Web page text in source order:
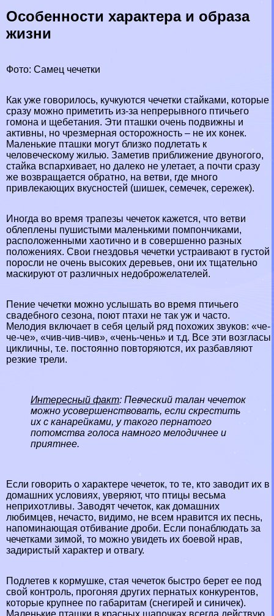
Особенности хаpaктера и образа
жизни
Фото: Самец чечетки
Как уже говорилось, кучкуются чечетки стайками, которые
сразу можно приметить из-за непрерывного птичьего
гомона и щeбeтания. Эти пташки очень подвижны и
активны, но чрезмерная осторожность – не их конек.
Маленькие пташки могут близко подлетать к
человеческому жилью. Заметив приближение двуногого,
стайка вспархивает, но далеко не улетает, а почти сразу
же возвращается обратно, на ветви, где много
привлекающих вкусностей (шишек, семечек, сережек).
Иногда во время трапезы чечеток кажется, что ветви
облеплены пушистыми маленькими помпончиками,
расположенными хаотично и в совершенно разных
положениях. Свои гнездовья чечетки устраивают в густой
поросли не очень высоких деревьев, они их тщательно
маскируют от различных недоброжелателей.
Пение чечетки можно услышать во время птичьего
свадебного сезона, поют птахи не так уж и часто.
Мелодия включает в себя целый ряд похожих звуков: «че-
че-че», «чив-чив-чив», «чень-чень» и т.д. Все эти возгласы
цикличны, т.е. постоянно повторяются, их разбавляют
резкие трели.
Интересный факт: Певческий талан чечеток
можно усовершенствовать, если скрестить
их с канарейками, у такого пернатого
потомства голоса намного мелодичнее и
приятнее.
Если говорить о хаpaктере чечеток, то те, кто заводит их в
домашних условиях, уверяют, что птицы весьма
неприхотливы. Заводят чечеток, как домашних
любимцев, нечасто, видимо, не всем нравится их песнь,
напоминающая отбивание дроби. Если понаблюдать за
чечетками зимой, то можно увидеть их боевой нрав,
задиристый хаpaктер и отвагу.
Подлетев к кормушке, стая чечеток быстро берет ее под
свой контроль, прогоняя других пернатых конкурентов,
которые крупнее по габаритам (снегирей и синичек).
Маленькие пташки в красных шапочках всегда действую